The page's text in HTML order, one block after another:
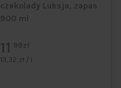
czekolady Luksja, zapas
900 ml
11 99zł
13,32 zł / l